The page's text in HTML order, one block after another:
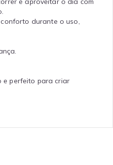
durante o uso,
e perfeito para criar